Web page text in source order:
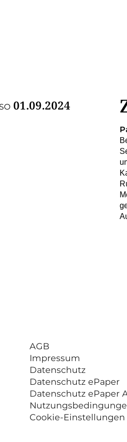
SO 01.09.2024
AGB
Impressum
Datenschutz
Datenschutz ePaper
Datenschutz ePaper
Cookie-Einstellungen